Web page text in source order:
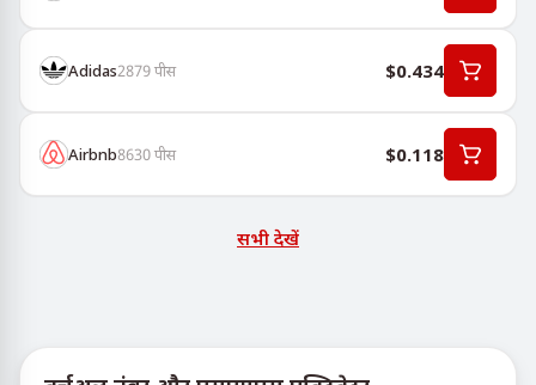
Adidas2879पीस $0.434
Airbnb8630पीस $0.118
सभी देखें